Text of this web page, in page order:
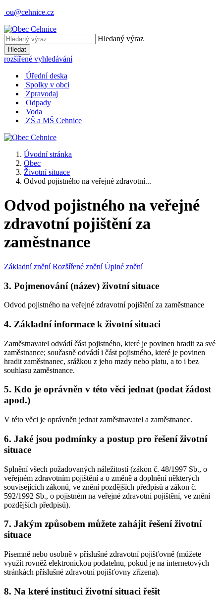
ou@cehnice.cz
Hledaný výraz
Hledat
rozšířené vyhledávání
Úřední deska
Spolky v obci
Zpravodaj
Odpady
Voda
ZŠ a MŠ Cehnice
Úvodní stránka
Obec
Životní situace
Odvod pojistného na veřejné zdravotní...
Odvod pojistného na veřejné
zdravotní pojištění za
zaměstnance
Základní znění Rozšířené znění Úplné znění
3. Pojmenování (název) životní situace
Odvod pojistného na veřejné zdravotní pojištění za zaměstnance
4. Základní informace k životní situaci
Zaměstnavatel odvádí část pojistného, které je povinen hradit za své
zaměstnance; současně odvádí i část pojistného, které je povinen
hradit zaměstnanec, srážkou z jeho mzdy nebo platu, a to i bez
souhlasu zaměstnance.
5. Kdo je oprávněn v této věci jednat (podat žádost
apod.)
V této věci je oprávněn jednat zaměstnavatel a zaměstnanec.
6. Jaké jsou podmínky a postup pro řešení životní
situace
Splnění všech požadovaných náležitostí (zákon č. 48/1997 Sb., o
veřejném zdravotním pojištění a o změně a doplnění některých
souvisejících zákonů, ve znění pozdějších předpisů a zákon č.
592/1992 Sb., o pojistném na veřejné zdravotní pojištění, ve znění
pozdějších předpisů).
7. Jakým způsobem můžete zahájit řešení životní
situace
Písemně nebo osobně v příslušné zdravotní pojišťovně (můžete
využít rovněž elektronickou podatelnu, pokud je na internetových
stránkách příslušné zdravotní pojišťovny zřízena).
8. Na které instituci životní situaci řešit